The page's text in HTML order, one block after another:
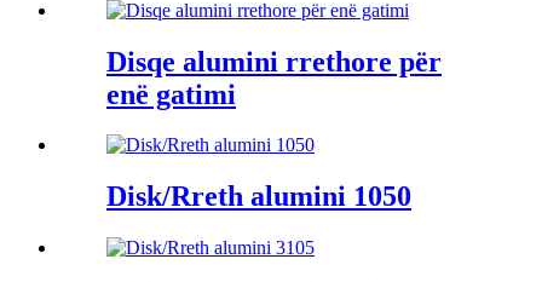
Disqe alumini rrethore për
enë gatimi
Disk/Rreth alumini 1050